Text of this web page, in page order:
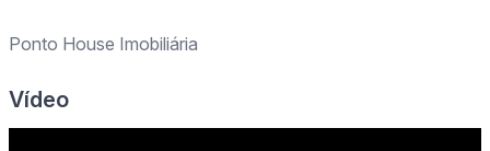
Ponto House Imobiliária
Vídeo